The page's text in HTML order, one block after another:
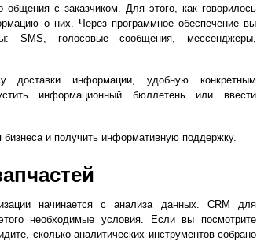
общения с заказчиком. Для этого, как говорилось
о них. Через программное обеспечение вы
SMS, голосовые сообщения, мессенджеры,
информации, удобную конкретным
информационный бюллетень или ввести
бизнеса и получить информативную поддержку.
начинается с анализа данных. CRM для
необходимые условия. Если вы посмотрите
сколько аналитических инструментов собрано